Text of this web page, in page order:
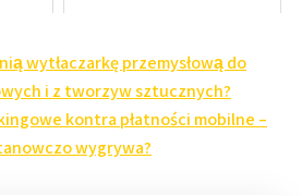
wytłaczarkę przemysłową do
i z tworzyw sztucznych?
kontra płatności mobilne –
wygrywa?